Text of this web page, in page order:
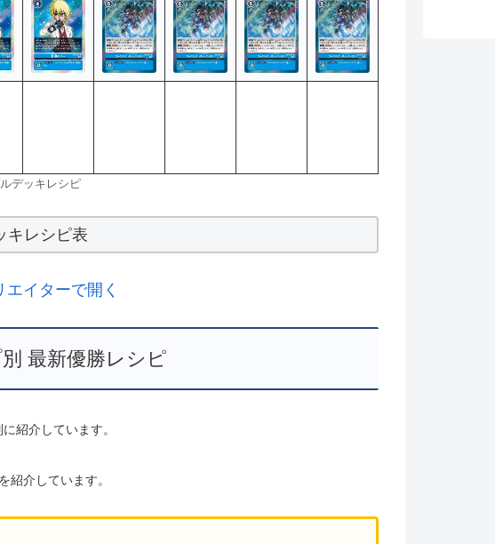
デッキレシピ
キレシピ表
エイターで開く
最新優勝レシピ
紹介しています。
紹介しています。